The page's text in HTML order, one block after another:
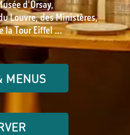
d'Orsay,
Louvre, des Ministères,
la Tour Eiffel ...
MENUS